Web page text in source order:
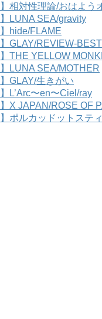
相対性理論/おはよう
LUNA SEA/gravity
hide/FLAME
GLAY/REVIEW-
THE YELLOW
LUNA SEA/MOTHER
GLAY/生きがい
L’Arc〜en〜Ciel/ray
X JAPAN/ROSE OF
ポルカッドットステ